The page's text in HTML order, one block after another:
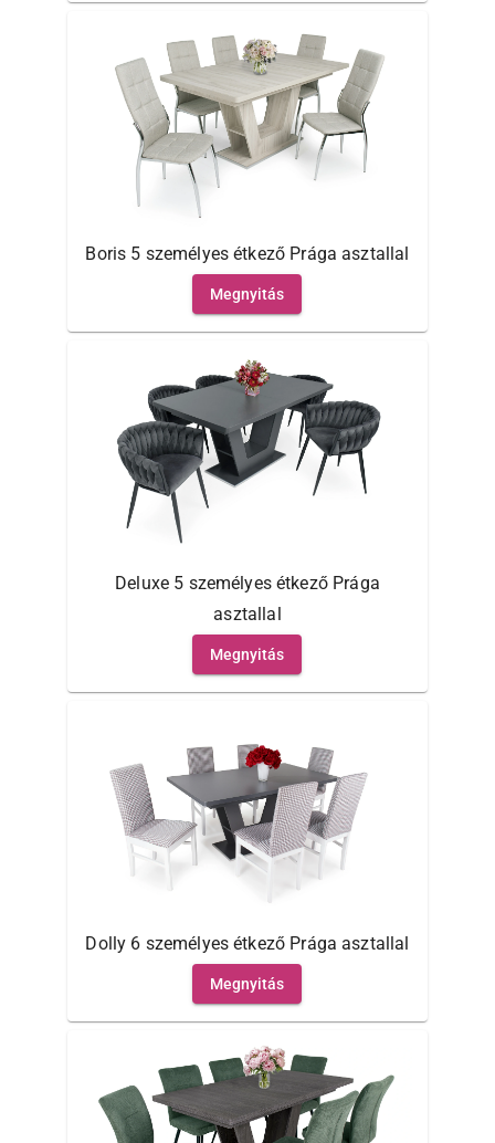
Boris 5 személyes étkező Prága asztallal
Megnyitás
Deluxe 5 személyes étkező Prága
asztallal
Megnyitás
Dolly 6 személyes étkező Prága asztallal
Megnyitás